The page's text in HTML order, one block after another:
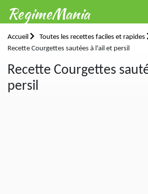
RegimeMania
Accueil
Toutes les recettes faciles et rapides
Recette Courgettes sautées à l'ail et persil
Recette Courgettes
persil